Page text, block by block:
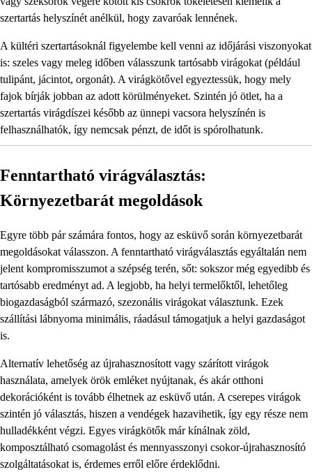
szertartás helyszínét anélkül, hogy zavaróak lennének.
A kültéri szertartásoknál figyelembe kell venni az időjárási viszonyokat
is: szeles vagy meleg időben válasszunk tartósabb virágokat (például
tulipánt, jácintot, orgonát). A virágkötővel egyeztessük, hogy mely
fajok bírják jobban az adott körülményeket. Szintén jó ötlet, ha a
szertartás virágdíszei később az ünnepi vacsora helyszínén is
felhasználhatók, így nemcsak pénzt, de időt is spórolhatunk.
Fenntartható virágválasztás:
Környezetbarát megoldások
Egyre több pár számára fontos, hogy az esküvő során környezetbarát
megoldásokat válasszon. A fenntartható virágválasztás egyáltalán nem
jelent kompromisszumot a szépség terén, sőt: sokszor még egyedibb és
tartósabb eredményt ad. A legjobb, ha helyi termelőktől, lehetőleg
biogazdaságból származó, szezonális virágokat választunk. Ezek
szállítási lábnyoma minimális, ráadásul támogatjuk a helyi gazdaságot
is.
Alternatív lehetőség az újrahasznosított vagy szárított virágok
használata, amelyek örök emléket nyújtanak, és akár otthoni
dekorációként is tovább élhetnek az esküvő után. A cserepes virágok
szintén jó választás, hiszen a vendégek hazavihetik, így egy része nem
hulladékként végzi. Egyes virágkötők már kínálnak zöld,
komposztálható csomagolást és mennyasszonyi csokor-újrahasznosító
szolgáltatásokat is, érdemes erről előre érdeklődni.